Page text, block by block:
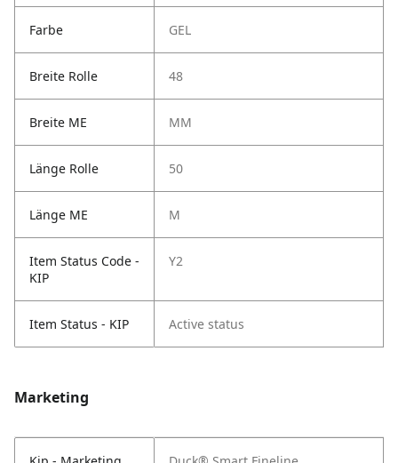
Farbe GEL
Breite Rolle 48
Breite ME MM
Länge Rolle 50
Länge ME M
Item Status Code -
KIP
Y2
Item Status - KIP Active status
Marketing